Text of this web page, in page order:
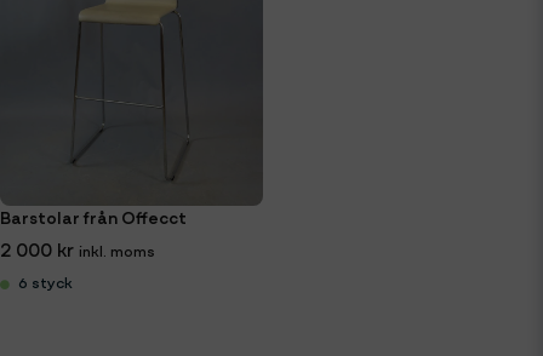
Barstolar från Offecct
2 000 kr
6 styck